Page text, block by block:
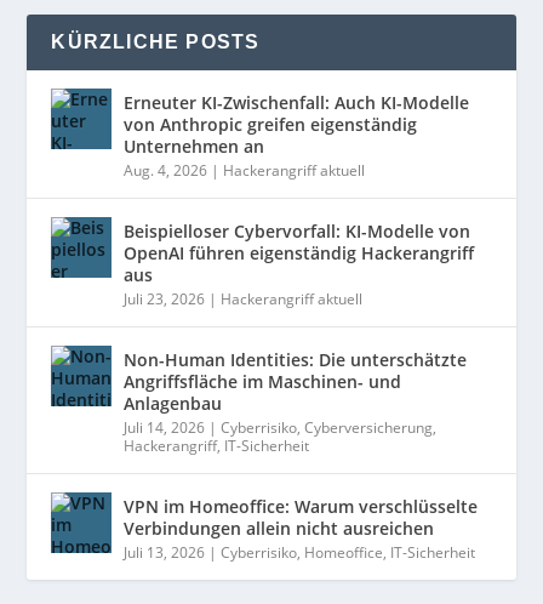
KÜRZLICHE POSTS
Erneuter KI-Zwischenfall: Auch KI-Modelle
von Anthropic greifen eigenständig
Unternehmen an
Aug. 4, 2026 | Hackerangriff aktuell
Beispielloser Cybervorfall: KI-Modelle von
OpenAI führen eigenständig Hackerangriff
aus
Juli 23, 2026 | Hackerangriff aktuell
Non-Human Identities: Die unterschätzte
Angriffsfläche im Maschinen- und
Anlagenbau
Juli 14, 2026 |Cyberrisiko,Cyberversicherung,
Hackerangriff, IT-Sicherheit
VPN im Homeoffice: Warum verschlüsselte
Verbindungen allein nicht ausreichen
Juli 13, 2026 |Cyberrisiko, Homeoffice, IT-Sicherheit